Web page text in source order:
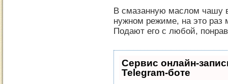
В смазанную маслом чашу
нужном режиме, на это раз
Подают его с любой,
Сервис онлайн-
Telegram-боте